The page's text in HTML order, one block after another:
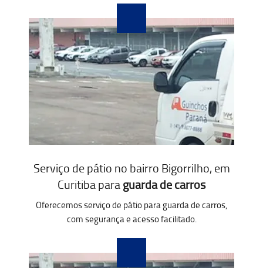
Serviço de pátio no bairro Bigorrilho, em
Curitiba paraguarda de carros
Oferecemos serviço de pátio para guarda de carros,
com segurança e acesso facilitado.